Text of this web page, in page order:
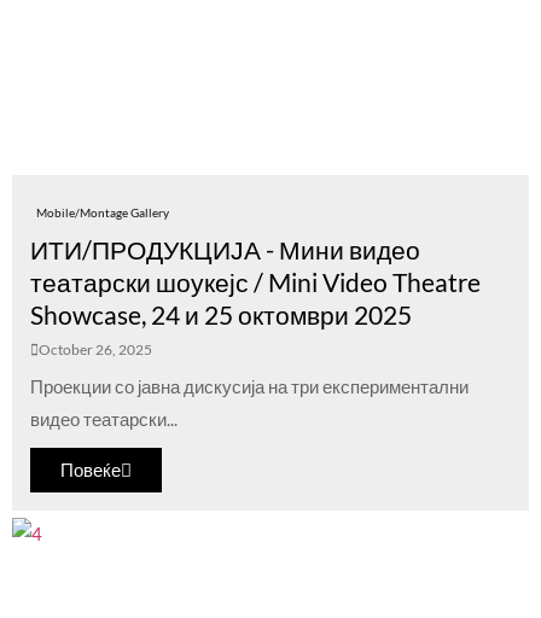
Mobile/Montage Gallery
ИТИ/ПРОДУКЦИЈА - Мини видео
театарски шоукејс / Mini Video Theatre
Showcase, 24 и 25 октомври 2025
October 26, 2025
Проекции со јавна дискусија на три експериментални
видео театарски...
Повеќе